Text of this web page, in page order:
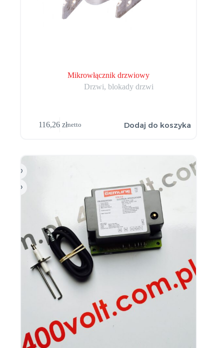
Mikrowłącznik drzwiowy
Drzwi, blokady drzwi
116,26 złnetto Dodaj do koszyka